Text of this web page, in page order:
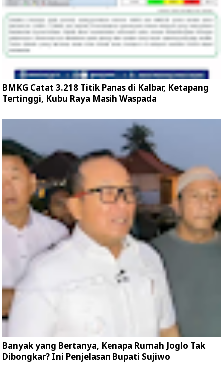
BMKG Catat 3.218 Titik Panas di Kalbar, Ketapang
Tertinggi, Kubu Raya Masih Waspada
Banyak yang Bertanya, Kenapa Rumah Joglo Tak
Dibongkar? Ini Penjelasan Bupati Sujiwo